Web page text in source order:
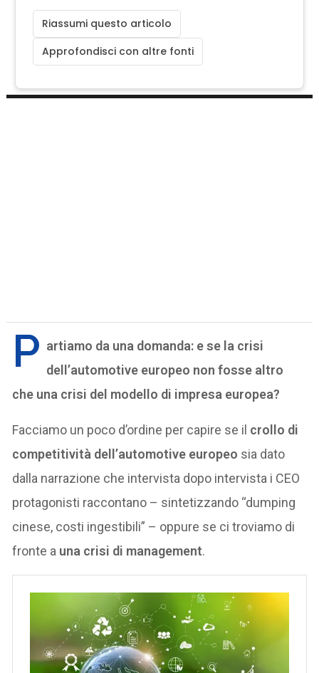
Riassumi questo articolo
Approfondisci con altre fonti
P artiamo da una domanda: e se la crisi
dell’automotive europeo non fosse altro
che una crisi del modello di impresa europea?
Facciamo un poco d’ordine per capire se il crollo di
competitività dell’automotive europeo sia dato
dalla narrazione che intervista dopo intervista i CEO
protagonisti raccontano – sintetizzando “dumping
cinese, costi ingestibili” – oppure se ci troviamo di
fronte a una crisi di management.